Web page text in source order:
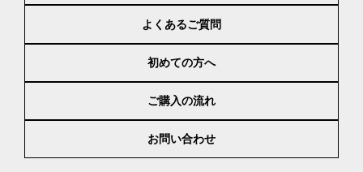
よくあるご質問
初めての方へ
ご購入の流れ
お問い合わせ